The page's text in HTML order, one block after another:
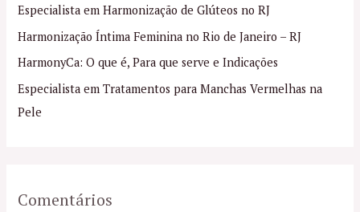
a
r
p
o
r
Especialista em Harmonização de Glúteos no RJ
Harmonização Íntima Feminina no Rio de Janeiro – RJ
HarmonyCa: O que é, Para que serve e Indicações
Especialista em Tratamentos para Manchas Vermelhas na
Pele
Comentários